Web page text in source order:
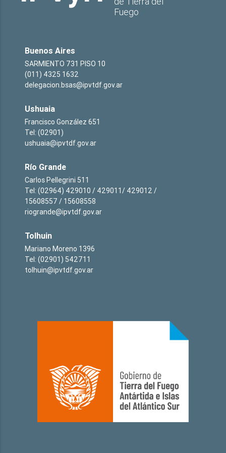
Fuego
Buenos Aires
SARMIENTO 731 PISO 10
(011) 4325 1632
delegacion.bsas@ipvtdf.gov.ar
Ushuaia
Francisco González 651
Tel: (02901)
ushuaia@ipvtdf.gov.ar
Río Grande
Carlos Pellegrini 511
Tel: (02964) 429010 / 429011/ 429012 /
15608557 / 15608558
riogrande@ipvtdf.gov.ar
Tolhuin
Mariano Moreno 1396
Tel: (02901) 542711
tolhuin@ipvtdf.gov.ar